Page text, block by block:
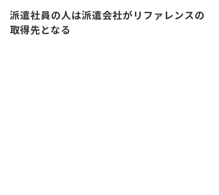
派遣社員の人は派遣会社がリファレンスの
取得先となる